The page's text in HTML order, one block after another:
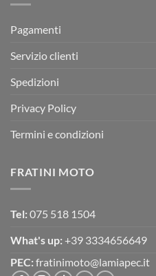
Pagamenti
Servizio clienti
Spedizioni
Privacy Policy
Termini e condizioni
FRATINI MOTO
Tel: 075 518 1504
What's up: +39 3334656649
PEC: fratinimoto@lamiapec.it